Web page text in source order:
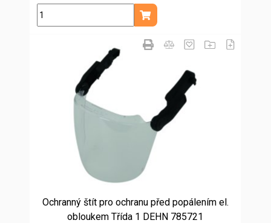
ks
Přidat do košíku
Ochranný štít pro ochranu před popálením el.
obloukem Třída 1 DEHN 785721